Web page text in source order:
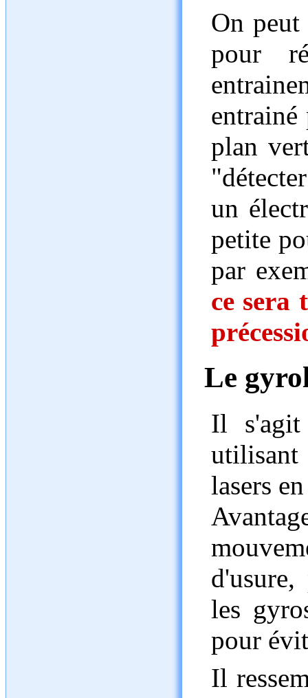
On
pour
entrainé
plan
un
petite
par
ce sera
Le
Il s'agit
lasers
les
pour
Il